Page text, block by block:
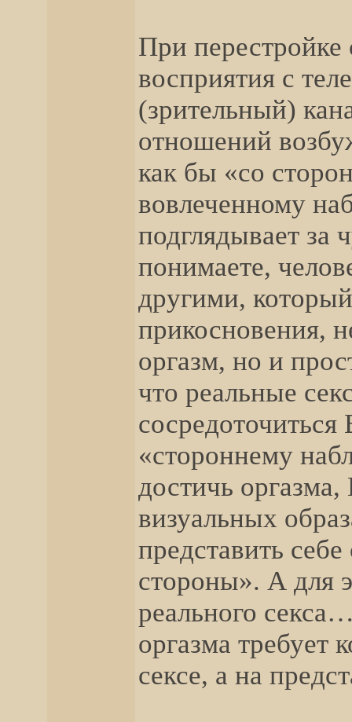
При перестройке
восприятия с
(зрительный)
отношений
как бы «со
вовлеченному
подглядывает
понимаете,
другими,
прикосновения,
оргазм, но и
что реальные
«стороннему
достичь
визуальных
представить
стороны». А для
реального
оргазма требует
сексе, а на